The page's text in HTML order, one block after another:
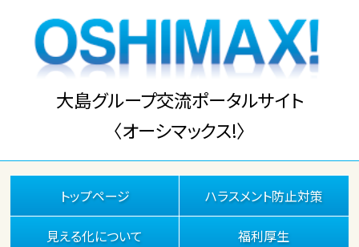
大島グループ交流ポータルサイト
〈オーシマックス!〉
トップページ ハラスメント防止対策
見える化について 福利厚生